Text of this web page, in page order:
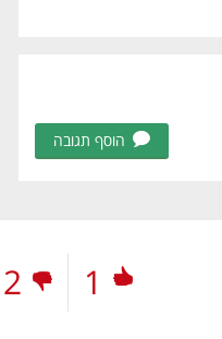
הוסף תגובה
1
2